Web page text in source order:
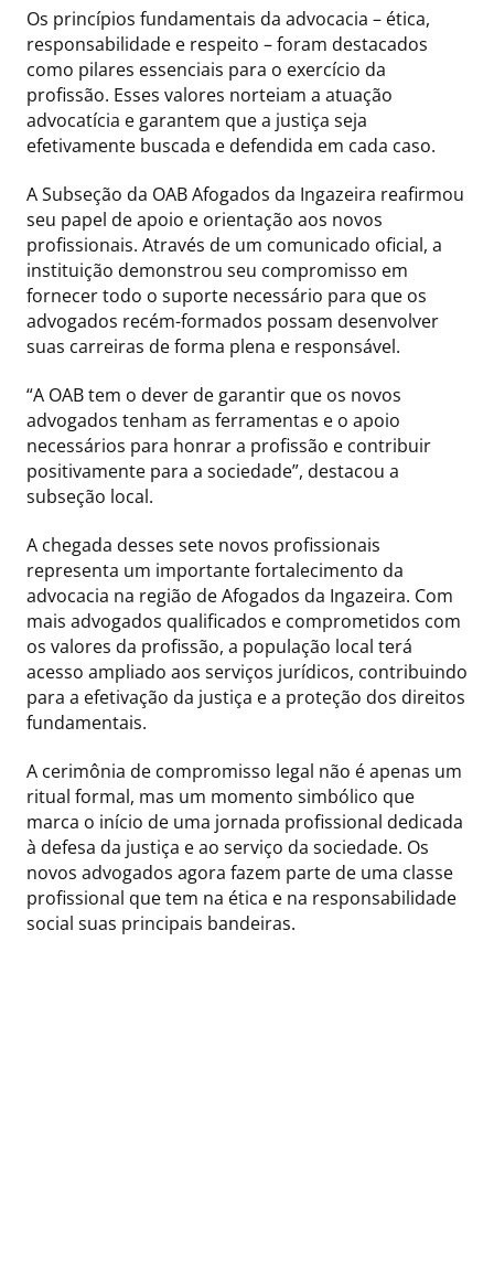
Os princípios fundamentais da advocacia – ética,
responsabilidade e respeito – foram destacados
como pilares essenciais para o exercício da
profissão. Esses valores norteiam a atuação
advocatícia e garantem que a justiça seja
efetivamente buscada e defendida em cada caso.
A Subseção da OAB Afogados da Ingazeira reafirmou
seu papel de apoio e orientação aos novos
profissionais. Através de um comunicado oficial, a
instituição demonstrou seu compromisso em
fornecer todo o suporte necessário para que os
advogados recém-formados possam desenvolver
suas carreiras de forma plena e responsável.
“A OAB tem o dever de garantir que os novos
advogados tenham as ferramentas e o apoio
necessários para honrar a profissão e contribuir
positivamente para a sociedade”, destacou a
subseção local.
A chegada desses sete novos profissionais
representa um importante fortalecimento da
advocacia na região de Afogados da Ingazeira. Com
mais advogados qualificados e comprometidos com
os valores da profissão, a população local terá
acesso ampliado aos serviços jurídicos, contribuindo
para a efetivação da justiça e a proteção dos direitos
fundamentais.
A cerimônia de compromisso legal não é apenas um
ritual formal, mas um momento simbólico que
marca o início de uma jornada profissional dedicada
à defesa da justiça e ao serviço da sociedade. Os
novos advogados agora fazem parte de uma classe
profissional que tem na ética e na responsabilidade
social suas principais bandeiras.